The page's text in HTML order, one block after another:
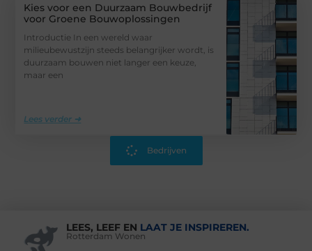
Kies voor een Duurzaam Bouwbedrijf
voor Groene Bouwoplossingen
Introductie In een wereld waar
milieubewustzijn steeds belangrijker wordt, is
duurzaam bouwen niet langer een keuze,
maar een
Lees verder ➜
Bedrijven
LEES, LEEF EN LAAT JE INSPIREREN.
Rotterdam Wonen